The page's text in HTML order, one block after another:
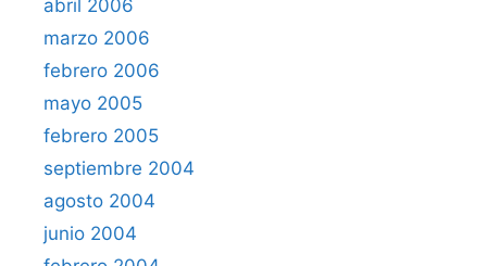
abril 2006
marzo 2006
febrero 2006
mayo 2005
febrero 2005
septiembre 2004
agosto 2004
junio 2004